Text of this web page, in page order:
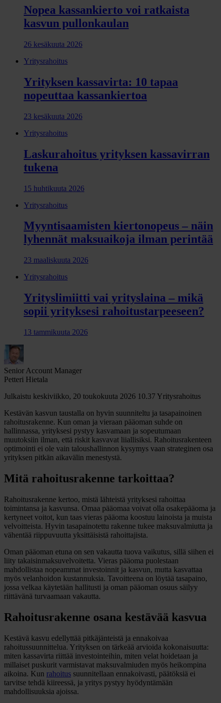
Nopea kassankierto voi ratkaista
kasvun pullonkaulan
26 kesäkuuta 2026
Yritysrahoitus
Yrityksen kassavirta: 10 tapaa
nopeuttaa kassankiertoa
23 kesäkuuta 2026
Yritysrahoitus
Laskurahoitus yrityksen kassavirran
tukena
15 huhtikuuta 2026
Yritysrahoitus
Myyntisaamisten kiertonopeus – näin
lyhennät maksuaikoja ilman perintää
23 maaliskuuta 2026
Yritysrahoitus
Yrityslimiitti vai yrityslaina – mikä
sopii yrityksesi rahoitustarpeeseen?
13 tammikuuta 2026
Senior Account Manager
Petteri Hietala
Julkaistu keskiviikko, 20 toukokuuta 2026 10.37Yritysrahoitus
Kestävän kasvun taustalla on hyvin suunniteltu ja tasapainoinen
rahoitusrakenne. Kun oman ja vieraan pääoman suhde on
hallinnassa, yrityksesi pystyy kasvamaan ja sopeutumaan
muutoksiin ilman, että riskit kasvavat liiallisiksi. Rahoitusrakenteen
optimointi ei ole vain taloushallinnon kysymys vaan strateginen osa
yrityksen pitkän aikavälin menestystä.
Mitä rahoitusrakenne tarkoittaa?
Rahoitusrakenne kertoo, mistä lähteistä yrityksesi rahoittaa
toimintansa ja kasvunsa. Omaa pääomaa voivat olla osakepääoma ja
kertyneet voitot, kun taas vieras pääoma koostuu lainoista ja muista
velvoitteista. Hyvin tasapainotettu rakenne tukee maksuvalmiutta ja
vähentää riippuvuutta yksittäisistä rahoittajista.
Oman pääoman etuna on sen vakautta tuova vaikutus, sillä siihen ei
liity takaisinmaksuvelvoitetta. Vieras pääoma puolestaan
mahdollistaa nopeammat investoinnit ja kasvun, mutta kasvattaa
myös velanhoidon kustannuksia. Tavoitteena on löytää tasapaino,
jossa velkaa käytetään hallitusti ja oman pääoman osuus säilyy
riittävänä turvaamaan vakautta.
Rahoitusrakenne osana kestävää kasvua
Kestävä kasvu edellyttää pitkäjänteistä ja ennakoivaa
rahoitussuunnittelua. Yrityksen on tärkeää arvioida kokonaisuutta:
miten kassavirta riittää investointeihin, miten velat hoidetaan ja
millaiset puskurit varmistavat maksuvalmiuden myös heikompina
aikoina. Kun rahoitus suunnitellaan ennakoivasti, päätöksiä ei
tarvitse tehdä kiireessä, ja yritys pystyy hyödyntämään
mahdollisuuksia ajoissa.